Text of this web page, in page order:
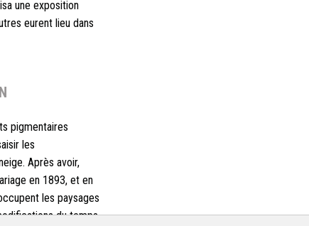
une exposition
eurent lieu dans
pigmentaires
les
Après avoir,
en 1893, et en
les paysages
du temps